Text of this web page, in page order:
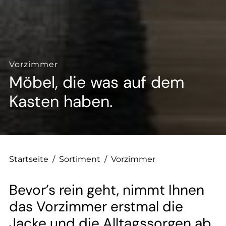
--
Vorzimmer
Möbel, die was auf dem
Kasten haben.
Startseite / Sortiment / Vorzimmer
Bevor’s rein geht, nimmt Ihnen
das Vorzimmer erstmal die